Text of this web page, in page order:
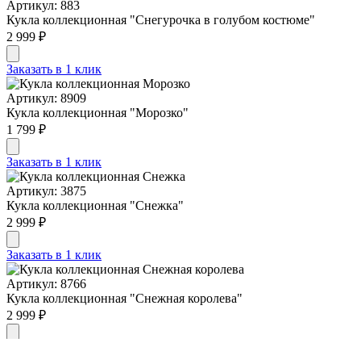
Артикул: 883
Кукла коллекционная "Cнегурочка в голубом костюме"
2 999 ₽
Заказать в 1 клик
Артикул: 8909
Кукла коллекционная "Морозко"
1 799 ₽
Заказать в 1 клик
Артикул: 3875
Кукла коллекционная "Снежка"
2 999 ₽
Заказать в 1 клик
Артикул: 8766
Кукла коллекционная "Снежная королева"
2 999 ₽